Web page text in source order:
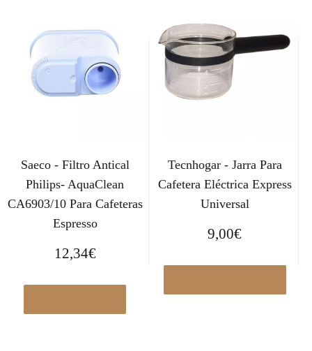
Saeco - Filtro Antical
Philips- AquaClean
CA6903/10 Para Cafeteras
Espresso
12,34€
Tecnhogar - Jarra Para
Cafetera Eléctrica Express
Universal
9,00€